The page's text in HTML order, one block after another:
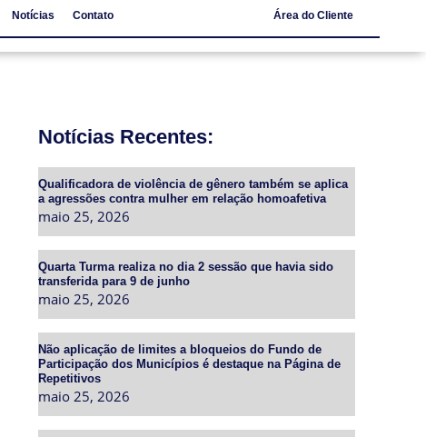
Notícias Contato Área do Cliente
Notícias Recentes:
Qualificadora de violência de gênero também se aplica
a agressões contra mulher em relação homoafetiva
maio 25, 2026
Quarta Turma realiza no dia 2 sessão que havia sido
transferida para 9 de junho
maio 25, 2026
Não aplicação de limites a bloqueios do Fundo de
Participação dos Municípios é destaque na Página de
Repetitivos
maio 25, 2026